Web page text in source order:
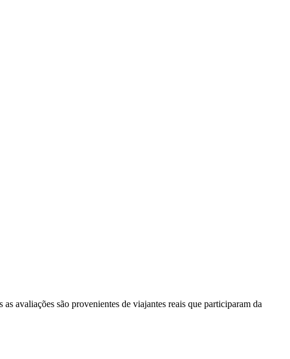
avaliações são provenientes de viajantes reais que participaram da